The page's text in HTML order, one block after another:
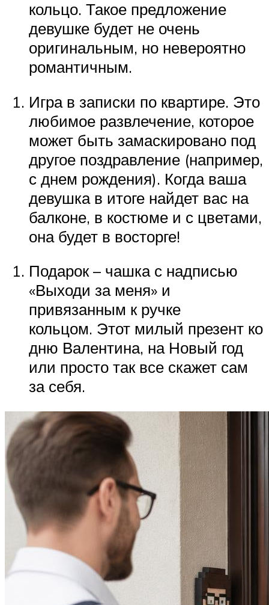
кольцо. Такое предложение
девушке будет не очень
оригинальным, но невероятно
романтичным.
Игра в записки по квартире. Это
любимое развлечение, которое
может быть замаскировано под
другое поздравление (например,
с днем рождения). Когда ваша
девушка в итоге найдет вас на
балконе, в костюме и с цветами,
она будет в восторге!
Подарок – чашка с надписью
«Выходи за меня» и
привязанным к ручке
кольцом. Этот милый презент ко
дню Валентина, на Новый год
или просто так все скажет сам
за себя.